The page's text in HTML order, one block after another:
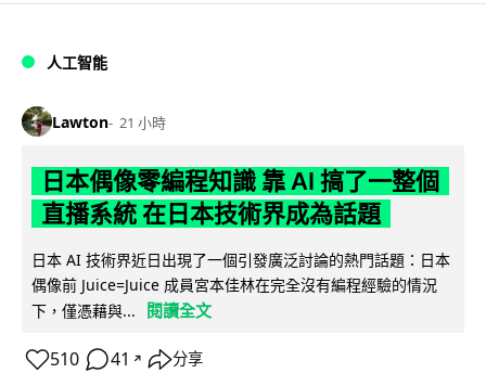
人工智能
Lawton 21 小時
日本偶像零編程知識 靠 AI 搞了一整個
直播系統 在日本技術界成為話題
日本 AI 技術界近日出現了一個引發廣泛討論的熱門話題：日本
偶像前 Juice=Juice 成員宮本佳林在完全沒有編程經驗的情況
下，僅憑藉與...
閱讀全文
510 41 ↗ 分享